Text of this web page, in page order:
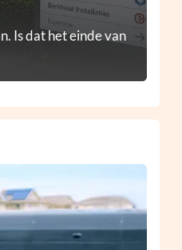
Is dat het einde van